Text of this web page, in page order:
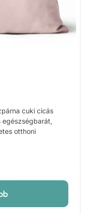
cuki cicás
egészségbarát,
otthoni